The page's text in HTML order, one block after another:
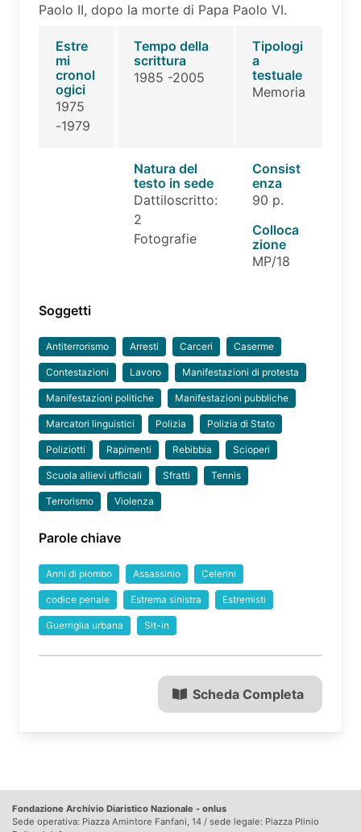
Paolo II, dopo la morte di Papa Paolo VI.
Estre
mi
cronol
ogici
1975
-1979
Tempo della
scrittura
1985 -2005
Tipologi
a
testuale
Memoria
Natura del
testo in sede
Dattiloscritto:
2
Fotografie
Consist
enza
90 p.
Colloca
zione
MP/18
Soggetti
Antiterrorismo Arresti Carceri Caserme
Contestazioni Lavoro Manifestazioni di protesta
Manifestazioni politiche Manifestazioni pubbliche
Marcatori linguistici Polizia Polizia di Stato
Poliziotti Rapimenti Rebibbia Scioperi
Scuola allievi ufficiali Sfratti Tennis
Terrorismo Violenza
Parole chiave
Anni di piombo Assassinio Celerini
codice penale Estrema sinistra Estremisti
Guerriglia urbana Sit-in
Scheda Completa
Fondazione Archivio Diaristico Nazionale - onlus
Sede operativa: Piazza Amintore Fanfani, 14 / sede legale: Piazza Plinio